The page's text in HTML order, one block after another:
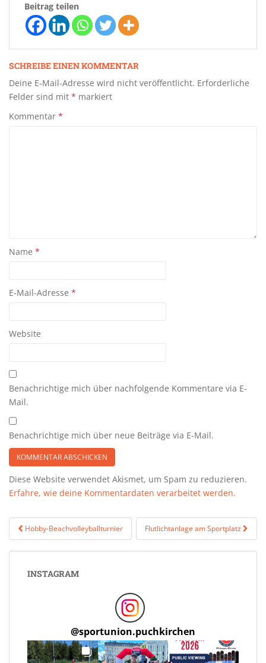
Beitrag teilen
SCHREIBE EINEN KOMMENTAR
Deine E-Mail-Adresse wird nicht veröffentlicht. Erforderliche
Felder sind mit * markiert
Kommentar *
Name *
E-Mail-Adresse *
Website
Benachrichtige mich über nachfolgende Kommentare via E-
Mail.
Benachrichtige mich über neue Beiträge via E-Mail.
Diese Website verwendet Akismet, um Spam zu reduzieren.
Erfahre, wie deine Kommentardaten verarbeitet werden.
Beitragsnavigation
Hobby-Beachvolleyballturnier Flutlichtanlage am Sportplatz
INSTAGRAM
@sportunion.puchkirchen